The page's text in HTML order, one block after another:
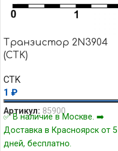
Транзистор 2N3904
(CTK)
CTK
1 ₽
Артикул: 85900
✅ В наличие в Москве. ➡️
Доставка в Красноярск от 5
дней, бесплатно.